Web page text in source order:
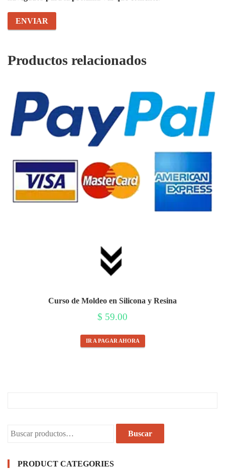
Productos relacionados
Curso de Moldeo en Silicona y Resina
$ 59.00
IR A PAGAR AHORA
Buscar
Buscar
PRODUCT CATEGORIES